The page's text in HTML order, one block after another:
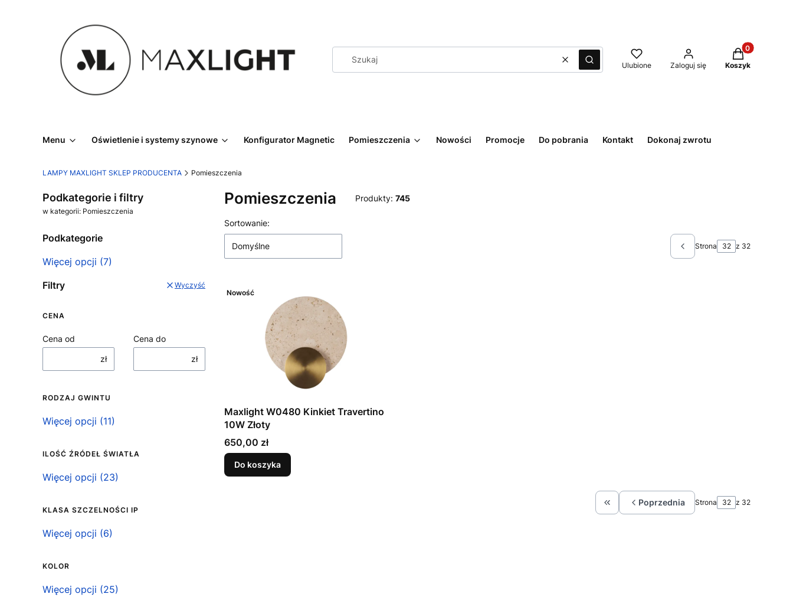
WyczyśćSzukaj Ulubione Zaloguj się
Produkty w
Koszyk
Menu Oświetlenie i systemy szynowe Konfigurator Magnetic Pomieszczenia Nowości Promocje Do pobrania Kontakt Dokonaj zwrotu
LAMPY MAXLIGHT SKLEP PRODUCENTA Pomieszczenia
Podkategorie i filtry
w kategorii: Pomieszczenia
Podkategorie
Więcej opcji (7)
Filtry
Wyczyść
CENA
Cena od
zł
Cena do
zł
RODZAJ GWINTU
Rodzaj gwintu
Więcej opcji (11)
ILOŚĆ ŹRÓDEŁ ŚWIATŁA
Ilość źródeł światła
Więcej opcji (23)
KLASA SZCZELNOŚCI IP
Klasa szczelności IP
Więcej opcji (6)
KOLOR
Kolor
Więcej opcji (25)
Pomieszczenia Produkty: 745
Lista produktów
Sortowanie:
Domyślne Poprzednie produkty
Strona z 32
Nowość
Maxlight W0480 Kinkiet Travertino
10W Złoty
Cena
650,00 zł
Do koszyka
Wróć do pierwszej strony z produktami
Poprzednia Strona z 32